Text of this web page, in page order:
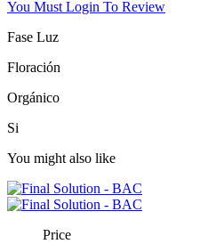
You Must Login To Review
Fase Luz
Floración
Orgánico
Si
You might also like
Price